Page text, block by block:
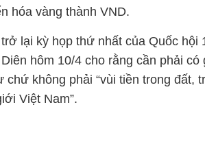
hóa vàng thành VND.
lại kỳ họp thứ nhất của Quốc hội
hôm 10/4 cho rằng cần phải
chứ không phải “vùi tiền trong đất,
Việt Nam”.